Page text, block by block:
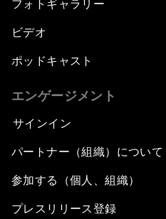
フォトギャラリー
ビデオ
ポッドキャスト
エンゲージメント
サインイン
パートナー（組織）について
参加する（個人、組織）
プレスリリース登録